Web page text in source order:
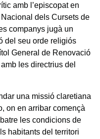
amb l’episcopat en
dels Cursets de
companys jugà un
del seu orde religiós
General de Renovació
les directrius del
una missió claretiana
on en arribar començà
les condicions de
habitants del territori